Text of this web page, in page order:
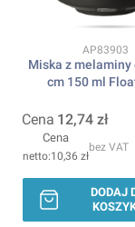
Kod
AP83903
Miska z melaminy
cm 150 ml
Cena 12,74 zł
Cena
10,36 zł
bez VAT
DODAJ